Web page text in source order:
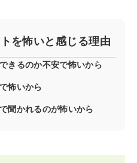
を怖いと感じる理由
きるのか不安で怖いから
怖いから
聞かれるのが怖いから